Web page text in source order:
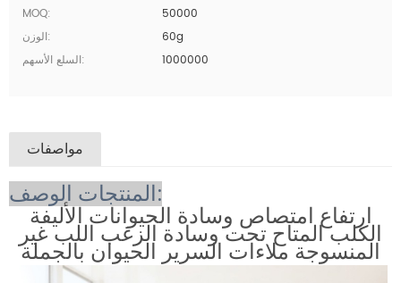
MOQ:
50000
الوزن:
60g
السلع الأسهم:
1000000
مواصفات
المنتجات الوصف:
ارتفاع امتصاص وسادة الحيوانات الأليفة
الكلب المتاح تحت وسادة الزغب اللب غير
المنسوجة ملاءات السرير الحيوان بالجملة